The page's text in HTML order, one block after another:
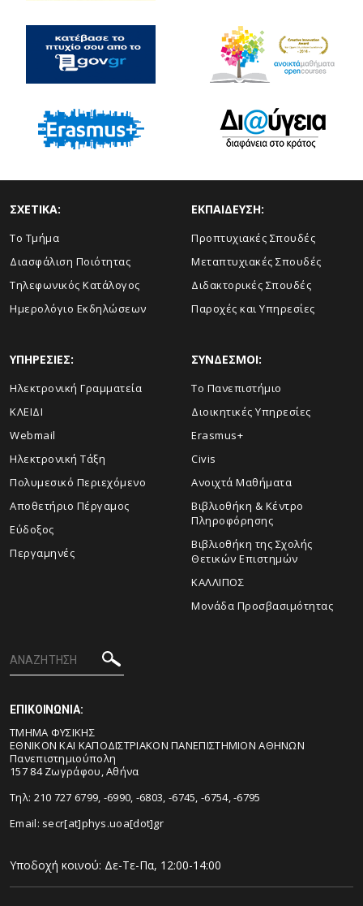
ΣΧΕΤΙΚΑ:
Το Τμήμα
Διασφάλιση Ποιότητας
Τηλεφωνικός Κατάλογος
Ημερολόγιο Εκδηλώσεων
ΕΚΠΑΙΔΕΥΣΗ:
Προπτυχιακές Σπουδές
Μεταπτυχιακές Σπουδές
Διδακτορικές Σπουδές
Παροχές και Υπηρεσίες
ΥΠΗΡΕΣΙΕΣ:
Ηλεκτρονική Γραμματεία
ΚΛΕΙΔΙ
Webmail
Ηλεκτρονική Τάξη
Πολυμεσικό Περιεχόμενο
Αποθετήριο Πέργαμος
Εύδοξος
Περγαμηνές
ΣΥΝΔΕΣΜΟΙ:
Το Πανεπιστήμιο
Διοικητικές Υπηρεσίες
Erasmus+
Civis
Ανοιχτά Μαθήματα
Βιβλιοθήκη & Κέντρο
Πληροφόρησης
Βιβλιοθήκη της Σχολής
Θετικών Επιστημών
ΚΑΛΛΙΠΟΣ
Μονάδα Προσβασιμότητας
ΕΠΙΚΟΙΝΩΝΙΑ:
ΤΜΗΜΑ ΦΥΣΙΚΗΣ
ΕΘΝΙΚΟΝ ΚΑΙ ΚΑΠΟΔΙΣΤΡΙΑΚΟΝ ΠΑΝΕΠΙΣΤΗΜΙΟΝ ΑΘΗΝΩΝ
Πανεπιστημιούπολη
157 84 Ζωγράφου, Αθήνα
Τηλ: 210 727 6799, -6990, -6803, -6745, -6754, -6795
Email: secr[at]phys.uoa[dot]gr
Υποδοχή κοινού: Δε-Τε-Πα, 12:00-14:00